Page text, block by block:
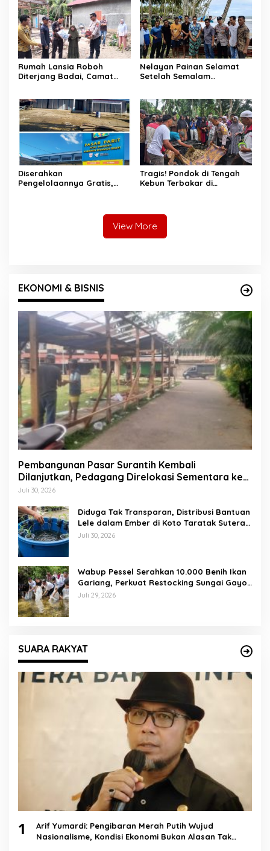
Rumah Lansia Roboh
Diterjang Badai, Camat
Nelayan Painan Selamat
Setelah Semalam
Selatan
Diserahkan
Pengelolaannya Gratis,
Tragis! Pondok di Tengah
Kebun Terbakar di
View More
EKONOMI & BISNIS
Pembangunan Pasar Surantih Kembali
Dilanjutkan, Pedagang Direlokasi Sementara ke
Lapangan Gadih Basanai
Juli 30, 2026
Diduga Tak Transparan, Distribusi Bantuan
Lele dalam Ember di Koto Taratak Sutera
Tuai Sorotan Warga
Juli 30, 2026
Wabup Pessel Serahkan 10.000 Benih Ikan
Gariang, Perkuat Restocking Sungai Gayo
demi Kelestarian Perairan
Juli 29, 2026
SUARA RAKYAT
1
Arif Yumardi: Pengibaran Merah Putih Wujud
Nasionalisme, Kondisi Ekonomi Bukan Alasan Tak